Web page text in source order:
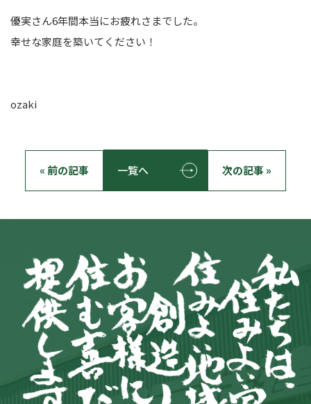
優実さん6年間本当にお疲れさまでした。
幸せな家庭を築いてください！
ozaki
« 前の記事 一覧へ 次の記事 »